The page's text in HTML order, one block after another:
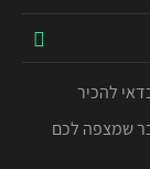
שמצפה לכם